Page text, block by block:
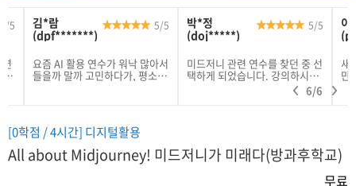
/5
터
김*람
(dpf*******)
5/5
요즘 AI 활용 연수가 워낙 많아서
들을까 말까 고민하다가, 평소에
'실무용'으로 강력 추천합니다!
사실 미드저니는 예전에 디스코
드 창에서 복잡하게 명령어 쳐야
박*정
(doj*****)
5/5
미드저니 관련 연수를 찾던 중 선
택하게 되었습니다. 강의하시는
선생님의 설명도 쉽고 속도도 적
당하였습니다. 감사합니다.
이
새
만
6/6
[0학점 / 4시간] 디지털활용
All about Midjourney! 미드저니가 미래다(방과후학교)
무료